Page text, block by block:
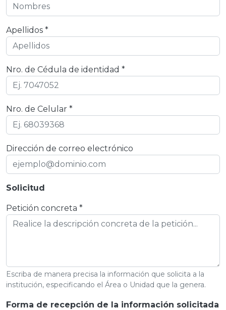
Apellidos *
Nro. de Cédula de identidad *
Nro. de Celular *
Dirección de correo electrónico
Solicitud
Petición concreta *
Escriba de manera precisa la información que solicita a la
institución, especificando el Área o Unidad que la genera.
Forma de recepción de la información solicitada